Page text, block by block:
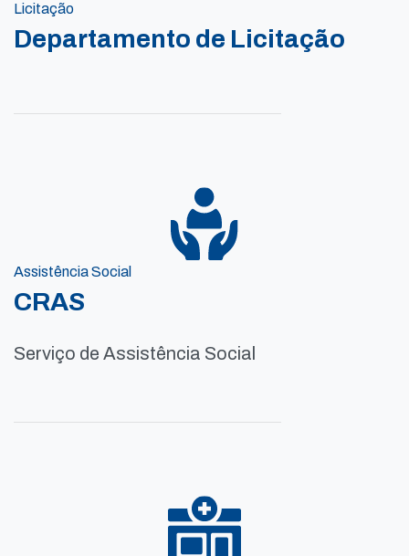
Licitação
Departamento de Licitação
Assistência Social
CRAS
Serviço de Assistência Social